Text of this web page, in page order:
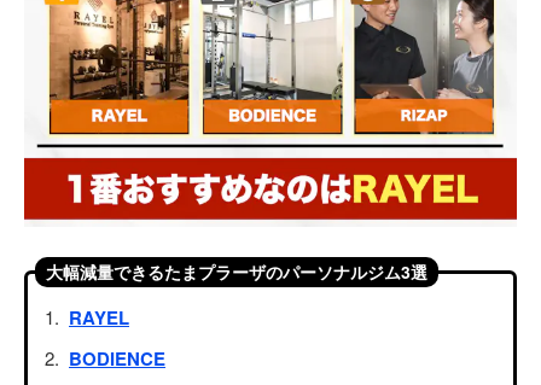
大幅減量できるたまプラーザのパーソナルジム3選
RAYEL
BODIENCE